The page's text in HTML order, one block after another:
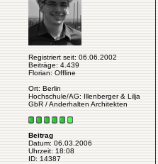
Registriert seit: 06.06.2002
Beiträge: 4.439
Florian: Offline
Ort: Berlin
Hochschule/AG: Illenberger & Lilja
GbR / Anderhalten Architekten
Beitrag
Datum: 06.03.2006
Uhrzeit: 18:08
ID: 14387